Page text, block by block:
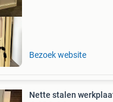
Bezoek website
Nette stalen